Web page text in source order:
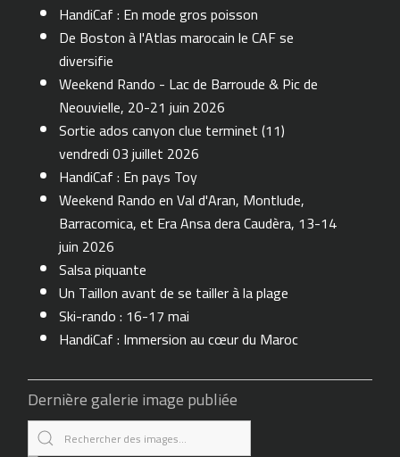
HandiCaf : En mode gros poisson
De Boston à l'Atlas marocain le CAF se
diversifie
Weekend Rando - Lac de Barroude & Pic de
Neouvielle, 20-21 juin 2026
Sortie ados canyon clue terminet (11)
vendredi 03 juillet 2026
HandiCaf : En pays Toy
Weekend Rando en Val d'Aran, Montlude,
Barracomica, et Era Ansa dera Caudèra, 13-14
juin 2026
Salsa piquante
Un Taillon avant de se tailler à la plage
Ski-rando : 16-17 mai
HandiCaf : Immersion au cœur du Maroc
Dernière galerie image publiée